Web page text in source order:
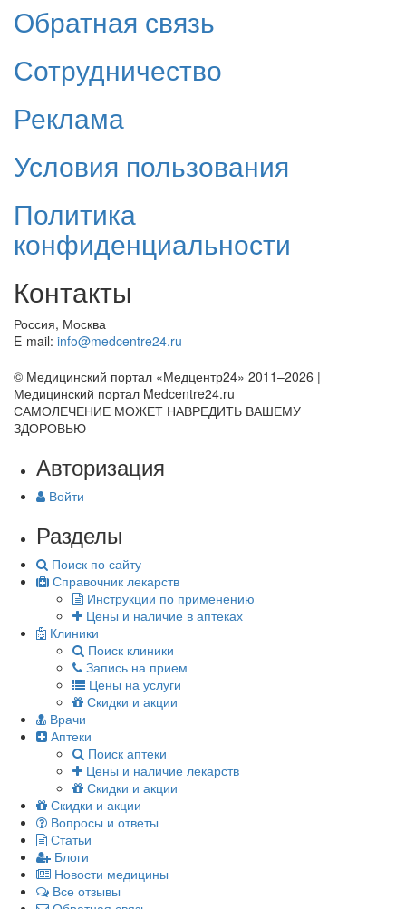
Обратная связь
Сотрудничество
Реклама
Условия пользования
Политика
конфиденциальности
Контакты
Россия, Москва
E-mail: info@medcentre24.ru
© Медицинский портал «Медцентр24» 2011–2026 |
Медицинский портал Medcentre24.ru
САМОЛЕЧЕНИЕ МОЖЕТ НАВРЕДИТЬ ВАШЕМУ
ЗДОРОВЬЮ
Авторизация
Войти
Разделы
Поиск по сайту
Справочник лекарств
Инструкции по применению
Цены и наличие в аптеках
Клиники
Поиск клиники
Запись на прием
Цены на услуги
Скидки и акции
Врачи
Аптеки
Поиск аптеки
Цены и наличие лекарств
Скидки и акции
Скидки и акции
Вопросы и ответы
Статьи
Блоги
Новости медицины
Все отзывы